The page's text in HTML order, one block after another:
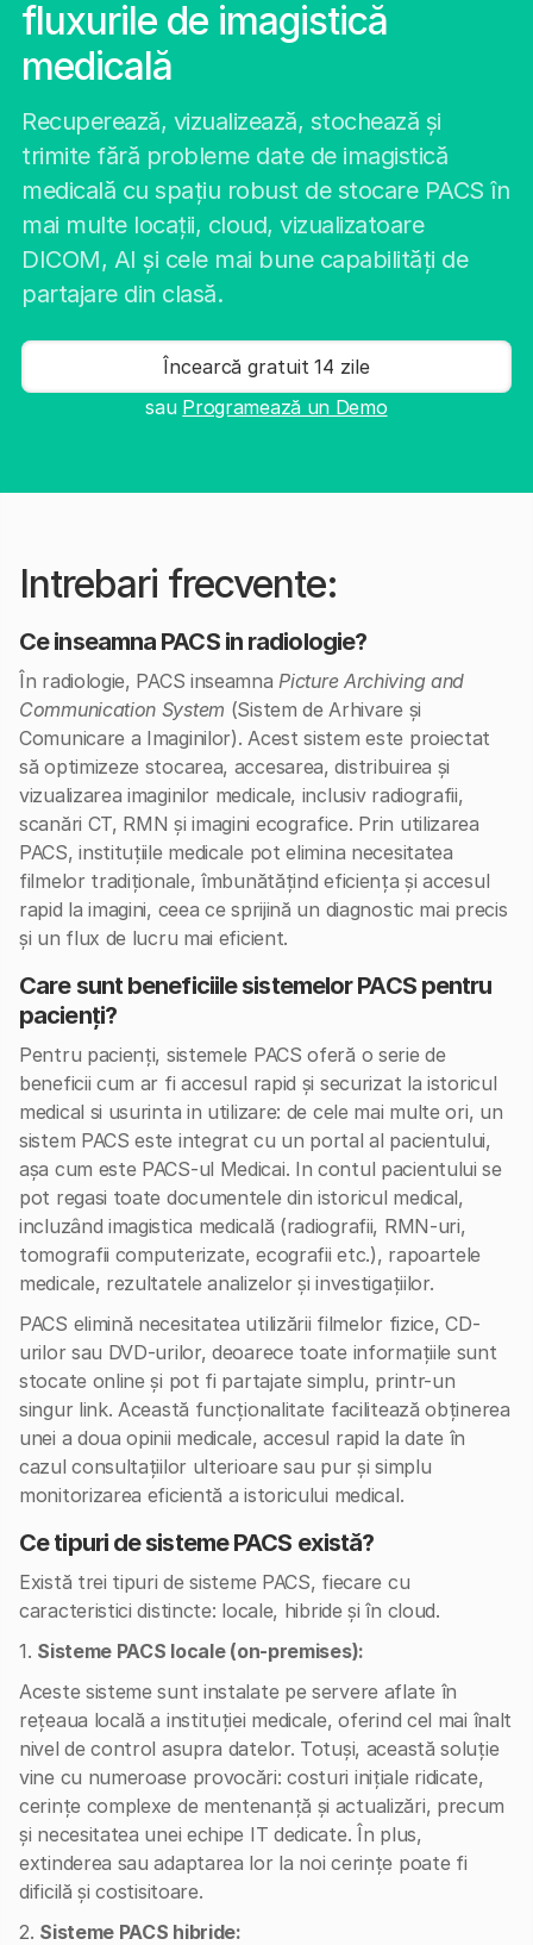
fluxurile de imagistică
medicală
Recuperează, vizualizează, stochează și
trimite fără probleme date de imagistică
medicală cu spațiu robust de stocare PACS în
mai multe locații, cloud, vizualizatoare
DICOM, AI și cele mai bune capabilități de
partajare din clasă.
Încearcă gratuit 14 zile
sau Programează un Demo
Intrebari frecvente:
Ce inseamna PACS in radiologie?
În radiologie, PACS inseamna Picture Archiving and
Communication System (Sistem de Arhivare și
Comunicare a Imaginilor). Acest sistem este proiectat
să optimizeze stocarea, accesarea, distribuirea și
vizualizarea imaginilor medicale, inclusiv radiografii,
scanări CT, RMN și imagini ecografice. Prin utilizarea
PACS, instituțiile medicale pot elimina necesitatea
filmelor tradiționale, îmbunătățind eficiența și accesul
rapid la imagini, ceea ce sprijină un diagnostic mai precis
și un flux de lucru mai eficient.
Care sunt beneficiile sistemelor PACS pentru
pacienți?
Pentru pacienți, sistemele PACS oferă o serie de
beneficii cum ar fi accesul rapid și securizat la istoricul
medical si usurinta in utilizare: de cele mai multe ori, un
sistem PACS este integrat cu un portal al pacientului,
așa cum este PACS-ul Medicai. In contul pacientului se
pot regasi toate documentele din istoricul medical,
incluzând imagistica medicală (radiografii, RMN-uri,
tomografii computerizate, ecografii etc.), rapoartele
medicale, rezultatele analizelor și investigațiilor.
PACS elimină necesitatea utilizării filmelor fizice, CD-
urilor sau DVD-urilor, deoarece toate informațiile sunt
stocate online și pot fi partajate simplu, printr-un
singur link. Această funcționalitate facilitează obținerea
unei a doua opinii medicale, accesul rapid la date în
cazul consultațiilor ulterioare sau pur și simplu
monitorizarea eficientă a istoricului medical.
Ce tipuri de sisteme PACS există?
Există trei tipuri de sisteme PACS, fiecare cu
caracteristici distincte: locale, hibride și în cloud.
1. Sisteme PACS locale (on-premises):
Aceste sisteme sunt instalate pe servere aflate în
rețeaua locală a instituției medicale, oferind cel mai înalt
nivel de control asupra datelor. Totuși, această soluție
vine cu numeroase provocări: costuri inițiale ridicate,
cerințe complexe de mentenanță și actualizări, precum
și necesitatea unei echipe IT dedicate. În plus,
extinderea sau adaptarea lor la noi cerințe poate fi
dificilă și costisitoare.
2. Sisteme PACS hibride: